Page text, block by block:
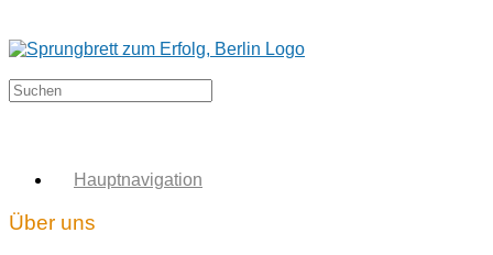
Hauptnavigation
Über uns